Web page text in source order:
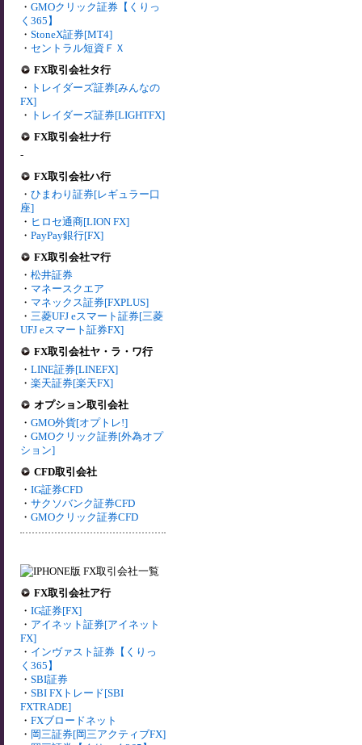
・ GMOクリック証券【くりっ
く365】
・ StoneX証券[MT4]
・ セントラル短資ＦＸ
FX取引会社タ行
・ トレイダーズ証券[みんなの
FX]
・ トレイダーズ証券[LIGHTFX]
FX取引会社ナ行
-
FX取引会社ハ行
・ ひまわり証券[レギュラー口
座]
・ ヒロセ通商[LION FX]
・ PayPay銀行[FX]
FX取引会社マ行
・ 松井証券
・ マネースクエア
・ マネックス証券[FXPLUS]
・ 三菱UFJ eスマート証券[三菱
UFJ eスマート証券FX]
FX取引会社ヤ・ラ・ワ行
・ LINE証券[LINEFX]
・ 楽天証券[楽天FX]
オプション取引会社
・ GMO外貨[オプトレ!]
・ GMOクリック証券[外為オプ
ション]
CFD取引会社
・ IG証券CFD
・ サクソバンク証券CFD
・ GMOクリック証券CFD
FX取引会社ア行
・ IG証券[FX]
・ アイネット証券[アイネット
FX]
・ インヴァスト証券【くりっ
く365】
・ SBI証券
・ SBI FXトレード[SBI
FXTRADE]
・ FXブロードネット
・ 岡三証券[岡三アクティブFX]